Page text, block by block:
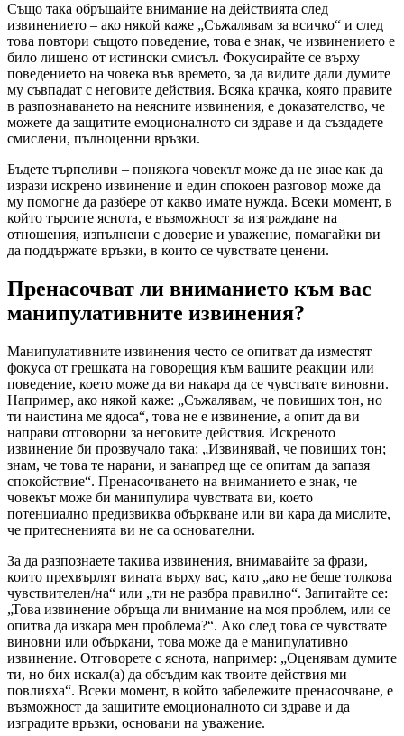
Също така обръщайте внимание на действията след
извинението – ако някой каже „Съжалявам за всичко“ и след
това повтори същото поведение, това е знак, че извинението е
било лишено от истински смисъл. Фокусирайте се върху
поведението на човека във времето, за да видите дали думите
му съвпадат с неговите действия. Всяка крачка, която правите
в разпознаването на неясните извинения, е доказателство, че
можете да защитите емоционалното си здраве и да създадете
смислени, пълноценни връзки.
Бъдете търпеливи – понякога човекът може да не знае как да
изрази искрено извинение и един спокоен разговор може да
му помогне да разбере от какво имате нужда. Всеки момент, в
който търсите яснота, е възможност за изграждане на
отношения, изпълнени с доверие и уважение, помагайки ви
да поддържате връзки, в които се чувствате ценени.
Пренасочват ли вниманието към вас
манипулативните извинения?
Манипулативните извинения често се опитват да изместят
фокуса от грешката на говорещия към вашите реакции или
поведение, което може да ви накара да се чувствате виновни.
Например, ако някой каже: „Съжалявам, че повиших тон, но
ти наистина ме ядоса“, това не е извинение, а опит да ви
направи отговорни за неговите действия. Искреното
извинение би прозвучало така: „Извинявай, че повиших тон;
знам, че това те нарани, и занапред ще се опитам да запазя
спокойствие“. Пренасочването на вниманието е знак, че
човекът може би манипулира чувствата ви, което
потенциално предизвиква объркване или ви кара да мислите,
че притесненията ви не са основателни.
За да разпознаете такива извинения, внимавайте за фрази,
които прехвърлят вината върху вас, като „ако не беше толкова
чувствителен/на“ или „ти не разбра правилно“. Запитайте се:
„Това извинение обръща ли внимание на моя проблем, или се
опитва да изкара мен проблема?“. Ако след това се чувствате
виновни или объркани, това може да е манипулативно
извинение. Отговорете с яснота, например: „Оценявам думите
ти, но бих искал(а) да обсъдим как твоите действия ми
повлияха“. Всеки момент, в който забележите пренасочване, е
възможност да защитите емоционалното си здраве и да
изградите връзки, основани на уважение.